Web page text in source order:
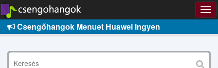
Csengőhangok Menuet Huawei ingyen